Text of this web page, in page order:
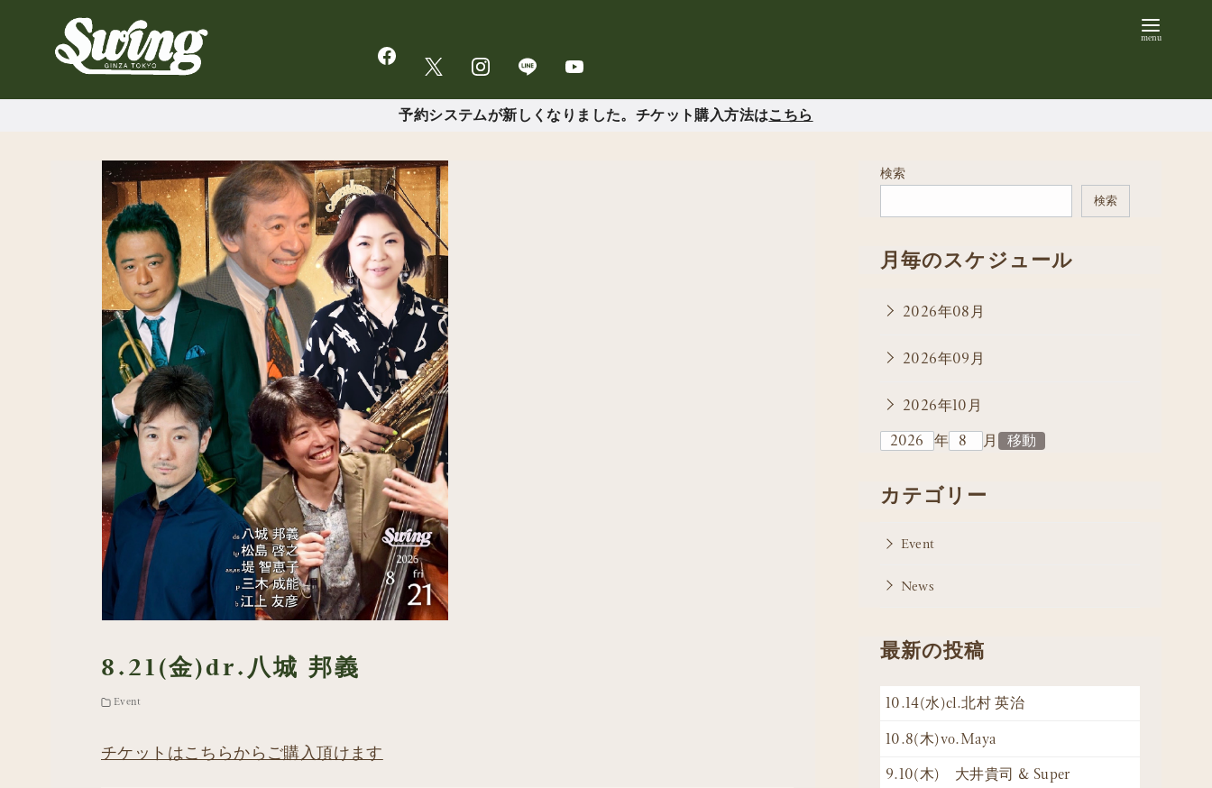
予約システムが新しくなりました。チケット購入方法はこちら
8.21(金)dr.八城 邦義
Event
チケットはこちらからご購入頂けます
検索
検索
月毎のスケジュール
2026年08月
2026年09月
2026年10月
年
月
カテゴリー
Event
News
最新の投稿
10.14(水)cl.北村 英治
10.8(木)vo.Maya
9.10(木) 大井貴司 & Super